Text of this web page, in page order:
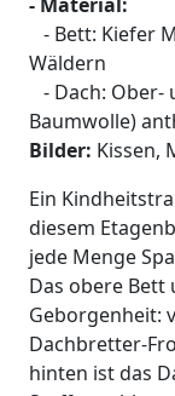
- Material:
- Bett: Kiefer
Wäldern
- Dach: Ober-
Baumwolle)
Bilder: Kissen,
Ein
diesem
jede Menge
Das obere
Geborgenheit:
Dachbretter-
hinten ist das